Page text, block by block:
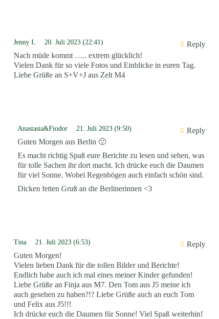
Jenny L 20. Juli 2023 (22:41)
Reply
Nach müde kommt ….. extrem glücklich!
Vielen Dank für so viele Fotos und Einblicke in euren Tag.
Liebe Grüße an S+V+J aus Zelt M4
Anastasia&Fiodor 21. Juli 2023 (9:50)
Reply
Guten Morgen aus Berlin 🙂
Es macht richtig Spaß eure Berichte zu lesen und sehen, was
für tolle Sachen ihr dort macht. Ich drücke euch die Daumen
für viel Sonne. Wobei Regenbögen auch einfach schön sind.
Dicken fetten Gruß an die Berlinerinnen <3
Tina 21. Juli 2023 (6:53)
Reply
Guten Morgen!
Vielen lieben Dank für die tollen Bilder und Berichte!
Endlich habe auch ich mal eines meiner Kinder gefunden!
Liebe Grüße an Finja aus M7. Den Tom aus J5 meine ich
auch gesehen zu haben?!? Liebe Grüße auch an euch Tom
und Felix aus J5!!!
Ich drücke euch die Daumen für Sonne! Viel Spaß weiterhin!